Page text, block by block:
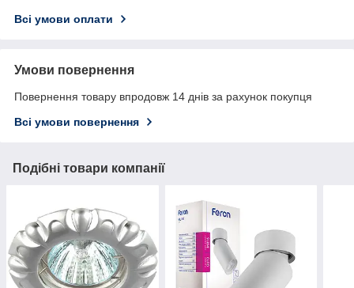
Всі умови оплати
Умови повернення
Повернення товару впродовж 14 днів за рахунок покупця
Всі умови повернення
Подібні товари компанії